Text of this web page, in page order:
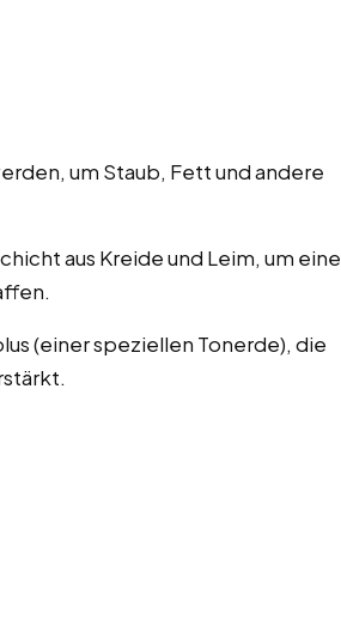
um Staub, Fett und andere
aus Kreide und Leim, um eine
(einer speziellen Tonerde), die